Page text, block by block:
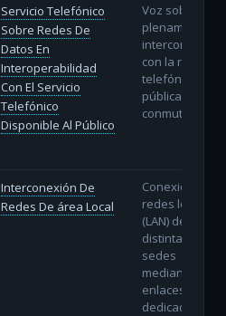
Servicio Telefónico
Sobre Redes De
Datos En
Interoperabilidad
Con El Servicio
Telefónico
Disponible Al Público
Voz sobre IP
plenamente
interconectada
con la red
telefónica
pública
conmutada.
Interconexión De
Redes De área Local
Conexión de
redes locales
(LAN) de
distintas
sedes
mediante
enlaces
dedicados.